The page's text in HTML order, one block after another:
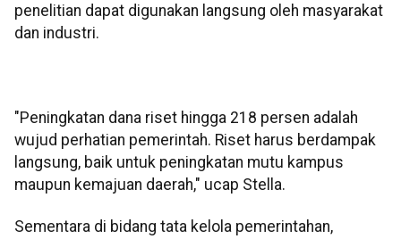
penelitian dapat digunakan langsung oleh masyarakat
dan industri.
"Peningkatan dana riset hingga 218 persen adalah
wujud perhatian pemerintah. Riset harus berdampak
langsung, baik untuk peningkatan mutu kampus
maupun kemajuan daerah," ucap Stella.
Sementara di bidang tata kelola pemerintahan,